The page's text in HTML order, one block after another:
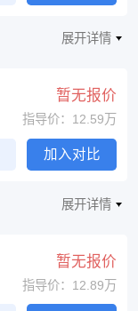
展开详情
暂无报价
指导价：12.59万
加入对比
展开详情
暂无报价
指导价：12.89万